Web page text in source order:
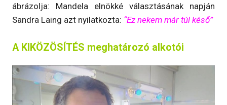
ábrázolja: Mandela elnökké választásának napján
Sandra Laing azt nyilatkozta: “Ez nekem már túl késő”
A KIKÖZÖSÍTÉS meghatározó alkotói